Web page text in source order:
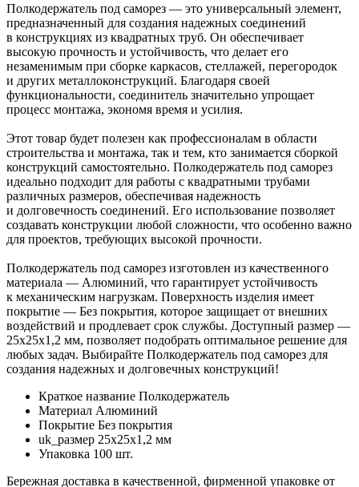
Полкодержатель под саморез — это универсальный элемент,
предназначенный для создания надежных соединений
в конструкциях из квадратных труб. Он обеспечивает
высокую прочность и устойчивость, что делает его
незаменимым при сборке каркасов, стеллажей, перегородок
и других металлоконструкций. Благодаря своей
функциональности, соединитель значительно упрощает
процесс монтажа, экономя время и усилия.
Этот товар будет полезен как профессионалам в области
строительства и монтажа, так и тем, кто занимается сборкой
конструкций самостоятельно. Полкодержатель под саморез
идеально подходит для работы с квадратными трубами
различных размеров, обеспечивая надежность
и долговечность соединений. Его использование позволяет
создавать конструкции любой сложности, что особенно важно
для проектов, требующих высокой прочности.
Полкодержатель под саморез изготовлен из качественного
материала — Алюминий, что гарантирует устойчивость
к механическим нагрузкам. Поверхность изделия имеет
покрытие — Без покрытия, которое защищает от внешних
воздействий и продлевает срок службы. Доступный размер —
25х25х1,2 мм, позволяет подобрать оптимальное решение для
любых задач. Выбирайте Полкодержатель под саморез для
создания надежных и долговечных конструкций!
Краткое название Полкодержатель
Материал Алюминий
Покрытие Без покрытия
uk_размер 25х25х1,2 мм
Упаковка 100 шт.
Бережная доставка в качественной, фирменной упаковке от